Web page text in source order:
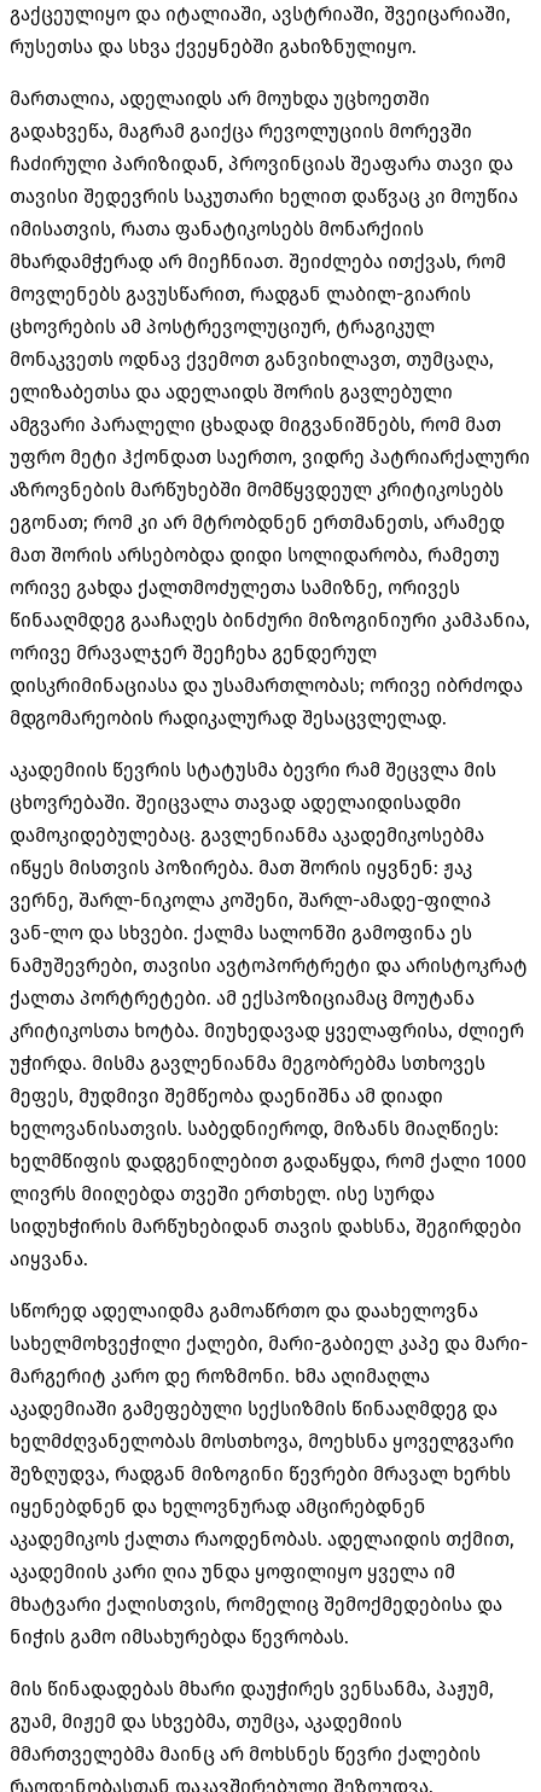
გაქცეულიყო და იტალიაში, ავსტრიაში, შვეიცარიაში,
რუსეთსა და სხვა ქვეყნებში გახიზნულიყო.
მართალია, ადელაიდს არ მოუხდა უცხოეთში
გადახვეწა, მაგრამ გაიქცა რევოლუციის მორევში
ჩაძირული პარიზიდან, პროვინციას შეაფარა თავი და
თავისი შედევრის საკუთარი ხელით დაწვაც კი მოუწია
იმისათვის, რათა ფანატიკოსებს მონარქიის
მხარდამჭერად არ მიეჩნიათ. შეიძლება ითქვას, რომ
მოვლენებს გავუსწარით, რადგან ლაბილ-გიარის
ცხოვრების ამ პოსტრევოლუციურ, ტრაგიკულ
მონაკვეთს ოდნავ ქვემოთ განვიხილავთ, თუმცაღა,
ელიზაბეთსა და ადელაიდს შორის გავლებული
ამგვარი პარალელი ცხადად მიგვანიშნებს, რომ მათ
უფრო მეტი ჰქონდათ საერთო, ვიდრე პატრიარქალური
აზროვნების მარწუხებში მომწყვდეულ კრიტიკოსებს
ეგონათ; რომ კი არ მტრობდნენ ერთმანეთს, არამედ
მათ შორის არსებობდა დიდი სოლიდარობა, რამეთუ
ორივე გახდა ქალთმოძულეთა სამიზნე, ორივეს
წინააღმდეგ გააჩაღეს ბინძური მიზოგინიური კამპანია,
ორივე მრავალჯერ შეეჩეხა გენდერულ
დისკრიმინაციასა და უსამართლობას; ორივე იბრძოდა
მდგომარეობის რადიკალურად შესაცვლელად.
აკადემიის წევრის სტატუსმა ბევრი რამ შეცვლა მის
ცხოვრებაში. შეიცვალა თავად ადელაიდისადმი
დამოკიდებულებაც. გავლენიანმა აკადემიკოსებმა
იწყეს მისთვის პოზირება. მათ შორის იყვნენ: ჟაკ
ვერნე, შარლ-ნიკოლა კოშენი, შარლ-ამადე-ფილიპ
ვან-ლო და სხვები. ქალმა სალონში გამოფინა ეს
ნამუშევრები, თავისი ავტოპორტრეტი და არისტოკრატ
ქალთა პორტრეტები. ამ ექსპოზიციამაც მოუტანა
კრიტიკოსთა ხოტბა. მიუხედავად ყველაფრისა, ძლიერ
უჭირდა. მისმა გავლენიანმა მეგობრებმა სთხოვეს
მეფეს, მუდმივი შემწეობა დაენიშნა ამ დიადი
ხელოვანისათვის. საბედნიეროდ, მიზანს მიაღწიეს:
ხელმწიფის დადგენილებით გადაწყდა, რომ ქალი 1000
ლივრს მიიღებდა თვეში ერთხელ. ისე სურდა
სიდუხჭირის მარწუხებიდან თავის დახსნა, შეგირდები
აიყვანა.
სწორედ ადელაიდმა გამოაწრთო და დაახელოვნა
სახელმოხვეჭილი ქალები, მარი-გაბიელ კაპე და მარი-
მარგერიტ კარო დე როზმონი. ხმა აღიმაღლა
აკადემიაში გამეფებული სექსიზმის წინააღმდეგ და
ხელმძღვანელობას მოსთხოვა, მოეხსნა ყოველგვარი
შეზღუდვა, რადგან მიზოგინი წევრები მრავალ ხერხს
იყენებდნენ და ხელოვნურად ამცირებდნენ
აკადემიკოს ქალთა რაოდენობას. ადელაიდის თქმით,
აკადემიის კარი ღია უნდა ყოფილიყო ყველა იმ
მხატვარი ქალისთვის, რომელიც შემოქმედებისა და
ნიჭის გამო იმსახურებდა წევრობას.
მის წინადადებას მხარი დაუჭირეს ვენსანმა, პაჟუმ,
გუამ, მიჟემ და სხვებმა, თუმცა, აკადემიის
მმართველებმა მაინც არ მოხსნეს წევრი ქალების
რაოდენობასთან დაკავშირებული შეზღუდვა.